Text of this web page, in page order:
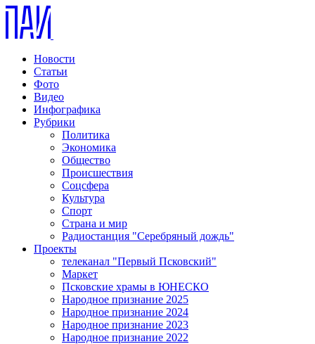
Новости
Статьи
Фото
Видео
Инфографика
Рубрики
Политика
Экономика
Общество
Происшествия
Соцсфера
Культура
Спорт
Страна и мир
Радиостанция "Серебряный дождь"
Проекты
телеканал "Первый Псковский"
Маркет
Псковские храмы в ЮНЕСКО
Народное признание 2025
Народное признание 2024
Народное признание 2023
Народное признание 2022